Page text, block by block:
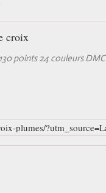
croix
points 24 couleurs DMC